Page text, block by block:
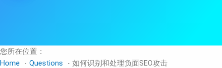
您所在位置：
Home
Questions 如何识别和处理负面SEO攻击